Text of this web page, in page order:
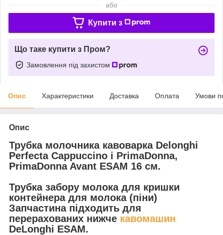
або
Купити з
Що таке купити з Пром?
Замовлення під захистом
Опис Характеристики Доставка Оплата Умови
Опис
Трубка молочника кавоварка Delonghi
Perfecta Cappuccino і PrimaDonna,
PrimaDonna Avant ESAM 16 см.
Трубка забору молока для кришки
контейнера для молока (піни)
Запчастина підходить для
перерахованих нижче кавомашин
DeLonghi ESAM.